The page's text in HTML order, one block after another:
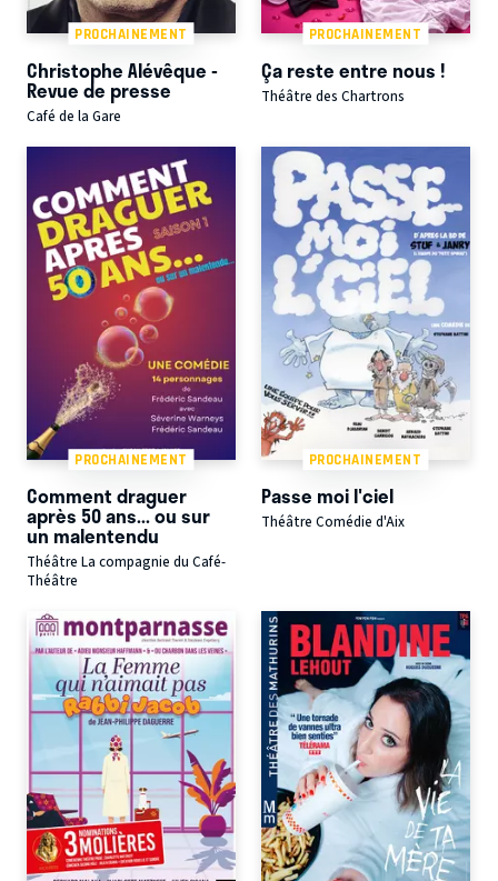
PROCHAINEMENT
Christophe Alévêque -
Revue de presse
Café de la Gare
PROCHAINEMENT
Ça reste entre nous !
Théâtre des Chartrons
PROCHAINEMENT
Comment draguer
après 50 ans... ou sur
un malentendu
Théâtre La compagnie du Café-
Théâtre
PROCHAINEMENT
Passe moi l'ciel
Théâtre Comédie d'Aix